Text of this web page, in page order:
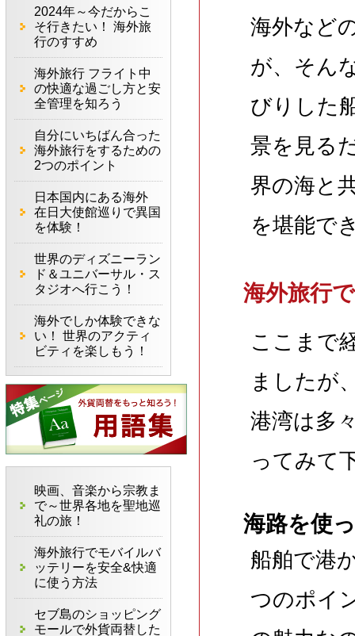
海外など
が、そん
びりした
景を見る
界の海と
を堪能で
海外旅行
ここまで
ましたが
港湾は多
ってみて
海路を使
船舶で港
つのポイ
2024年～今だからこ
そ行きたい！ 海外旅
行のすすめ
海外旅行 フライト中
の快適な過ごし方と安
全管理を知ろう
自分にいちばん合った
海外旅行をするための
2つのポイント
日本国内にある海外
在日大使館巡りで異国
を体験！
世界のディズニーラン
ド＆ユニバーサル・ス
タジオへ行こう！
海外でしか体験できな
い！ 世界のアクティ
ビティを楽しもう！
映画、音楽から宗教ま
で～世界各地を聖地巡
礼の旅！
海外旅行でモバイルバ
ッテリーを安全&快適
に使う方法
セブ島のショッピング
モールで外貨両替した